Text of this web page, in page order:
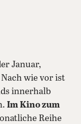
Januar,
wie vor ist
innerhalb
Im Kino zum
Reihe